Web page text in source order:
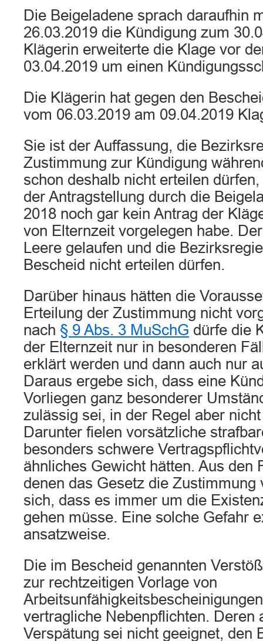
Die Beigeladene sprach daraufhin
26.03.2019 die Kündigung zum
Klägerin erweiterte die Klage vor
03.04.2019 um einen
Die Klägerin hat gegen den
vom 06.03.2019 am 09.04.2019
Sie ist der Auffassung, die
Zustimmung zur Kündigung
schon deshalb nicht erteilen
der Antragstellung durch die
2018 noch gar kein Antrag der
von Elternzeit vorgelegen habe.
Leere gelaufen und die
Bescheid nicht erteilen dürfen.
Darüber hinaus hätten die
Erteilung der Zustimmung nicht
nach § 9 Abs. 3 MuSchG dürfe die
der Elternzeit nur in besonderen
erklärt werden und dann auch nur
Daraus ergebe sich, dass eine
Vorliegen ganz besonderer
zulässig sei, in der Regel aber
Darunter fielen vorsätzliche
besonders schwere
ähnliches Gewicht hätten. Aus den
denen das Gesetz die Zustimmung
sich, dass es immer um die
gehen müsse. Eine solche Gefahr
ansatzweise.
Die im Bescheid genannten
zur rechtzeitigen Vorlage von
vertragliche Nebenpflichten. Deren
Verspätung sei nicht geeignet, den